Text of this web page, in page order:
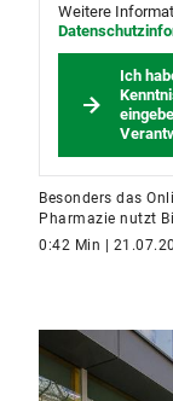
Weitere
Ich
Besonders das
Pharmazie nutzt
0:42 Min |